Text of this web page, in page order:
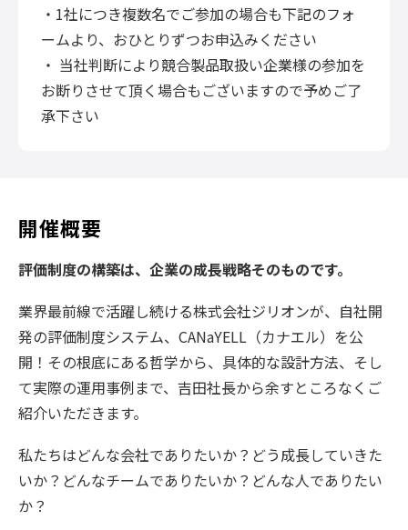
開催概要
評価制度の構築は、企業の成長戦略そのものです。
業界最前線で活躍し続ける株式会社ジリオンが、自社開
発の評価制度システム、CANaYELL（カナエル）を公
開！その根底にある哲学から、具体的な設計方法、そし
て実際の運用事例まで、吉田社長から余すところなくご
紹介いただきます。
私たちはどんな会社でありたいか？どう成長していきた
いか？どんなチームでありたいか？どんな人でありたい
か？
・1社につき複数名でご参加の場合も下記のフォ
ームより、おひとりずつお申込みください
・ 当社判断により競合製品取扱い企業様の参加を
お断りさせて頂く場合もございますので予めご了
承下さい